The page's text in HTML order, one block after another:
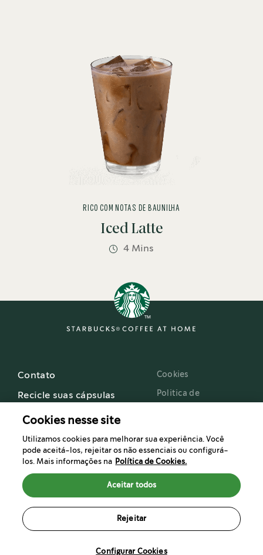
Iced Latte
RICO COM NOTAS DE BAUNILHA
4 Mins
Contato
Recicle suas cápsulas
Cookies
Politica de
de Uso
Starbucks Brasil
Starbucks®FAQ
Produits Nestlé S.A.. Todas as outras marcas são de propriedade de seus
Cookies nesse site
Utilizamos cookies para melhorar sua experiência. Você
pode aceitá-los, rejeitar os não essenciais ou configurá-
los. Mais informações na
Política de Cookies.
Configurar Cookies
Rejeitar
Aceitar todos